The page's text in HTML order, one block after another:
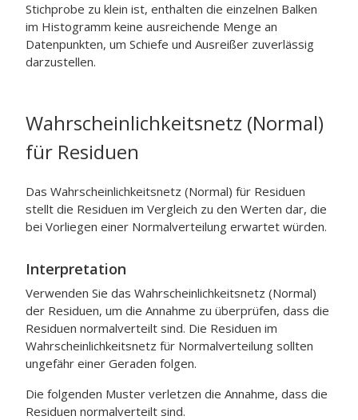
Stichprobe zu klein ist, enthalten die einzelnen Balken
im Histogramm keine ausreichende Menge an
Datenpunkten, um Schiefe und Ausreißer zuverlässig
darzustellen.
Wahrscheinlichkeitsnetz (Normal)
für Residuen
Das Wahrscheinlichkeitsnetz (Normal) für Residuen
stellt die Residuen im Vergleich zu den Werten dar, die
bei Vorliegen einer Normalverteilung erwartet würden.
Interpretation
Verwenden Sie das Wahrscheinlichkeitsnetz (Normal)
der Residuen, um die Annahme zu überprüfen, dass die
Residuen normalverteilt sind. Die Residuen im
Wahrscheinlichkeitsnetz für Normalverteilung sollten
ungefähr einer Geraden folgen.
Die folgenden Muster verletzen die Annahme, dass die
Residuen normalverteilt sind.